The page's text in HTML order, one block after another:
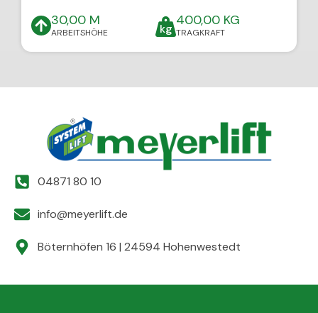
30,00 M
ARBEITSHÖHE
400,00 KG
TRAGKRAFT
04871 80 10
info@meyerlift.de
Böternhöfen 16 | 24594 Hohenwestedt